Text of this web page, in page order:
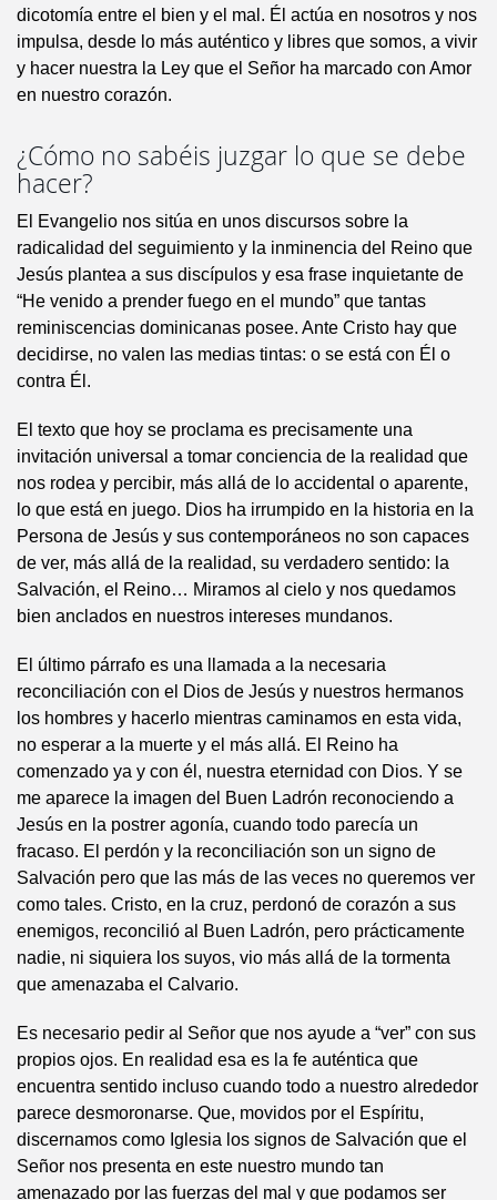
dicotomía entre el bien y el mal. Él actúa en nosotros y nos
impulsa, desde lo más auténtico y libres que somos, a vivir
y hacer nuestra la Ley que el Señor ha marcado con Amor
en nuestro corazón.
¿Cómo no sabéis juzgar lo que se debe
hacer?
El Evangelio nos sitúa en unos discursos sobre la
radicalidad del seguimiento y la inminencia del Reino que
Jesús plantea a sus discípulos y esa frase inquietante de
“He venido a prender fuego en el mundo” que tantas
reminiscencias dominicanas posee. Ante Cristo hay que
decidirse, no valen las medias tintas: o se está con Él o
contra Él.
El texto que hoy se proclama es precisamente una
invitación universal a tomar conciencia de la realidad que
nos rodea y percibir, más allá de lo accidental o aparente,
lo que está en juego. Dios ha irrumpido en la historia en la
Persona de Jesús y sus contemporáneos no son capaces
de ver, más allá de la realidad, su verdadero sentido: la
Salvación, el Reino… Miramos al cielo y nos quedamos
bien anclados en nuestros intereses mundanos.
El último párrafo es una llamada a la necesaria
reconciliación con el Dios de Jesús y nuestros hermanos
los hombres y hacerlo mientras caminamos en esta vida,
no esperar a la muerte y el más allá. El Reino ha
comenzado ya y con él, nuestra eternidad con Dios. Y se
me aparece la imagen del Buen Ladrón reconociendo a
Jesús en la postrer agonía, cuando todo parecía un
fracaso. El perdón y la reconciliación son un signo de
Salvación pero que las más de las veces no queremos ver
como tales. Cristo, en la cruz, perdonó de corazón a sus
enemigos, reconcilió al Buen Ladrón, pero prácticamente
nadie, ni siquiera los suyos, vio más allá de la tormenta
que amenazaba el Calvario.
Es necesario pedir al Señor que nos ayude a “ver” con sus
propios ojos. En realidad esa es la fe auténtica que
encuentra sentido incluso cuando todo a nuestro alrededor
parece desmoronarse. Que, movidos por el Espíritu,
discernamos como Iglesia los signos de Salvación que el
Señor nos presenta en este nuestro mundo tan
amenazado por las fuerzas del mal y que podamos ser